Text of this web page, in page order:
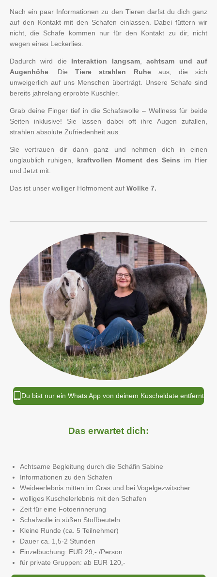
Nach ein paar Informationen zu den Tieren darfst du dich ganz
auf den Kontakt mit den Schafen einlassen. Dabei füttern wir
nicht, die Schafe kommen nur für den Kontakt zu dir, nicht
wegen eines Leckerlies.
Dadurch wird die Interaktion langsam,achtsam und auf
Augenhöhe . DieTiere strahlen Ruheaus, die sich
unweigerlich auf uns Menschen überträgt. Unsere Schafe sind
bereits jahrelang erprobte Kuschler.
Grab deine Finger tief in die Schafswolle – Wellness für beide
Seiten inklusive! Sie lassen dabei oft ihre Augen zufallen,
strahlen absolute Zufriedenheit aus.
Sie vertrauen dir dann ganz und nehmen dich in einen
unglaublich ruhigen, kraftvollen Moment des Seins im Hier
und Jetzt mit.
Das ist unser wolliger Hofmoment auf Wollke 7.
Du bist nur ein Whats App von deinem Kuscheldate entfernt
Das erwartet dich:
Achtsame Begleitung durch die Schäfin Sabine
Informationen zu den Schafen
Weideerlebnis mitten im Gras und bei Vogelgezwitscher
wolliges Kuschelerlebnis mit den Schafen
Zeit für eine Fotoerinnerung
Schafwolle in süßen Stoffbeuteln
Kleine Runde (ca. 5 Teilnehmer)
Dauer ca. 1,5-2 Stunden
Einzelbuchung: EUR 29,- /Person
für private Gruppen: ab EUR 120,-